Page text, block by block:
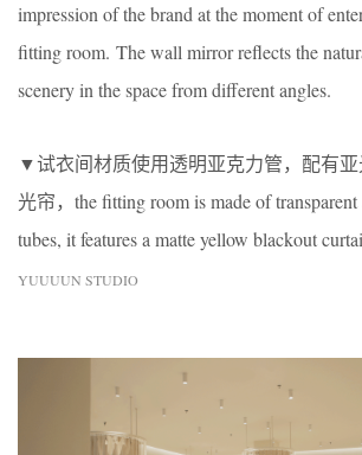
impression of the brand at the moment of
fitting room. The wall mirror reflects the
scenery in the space from different angles.
▼试衣间材质使用透明亚克力管，配有
光帘，the fitting room is made of
tubes, it features a matte yellow blackout
YUUUUN STUDIO